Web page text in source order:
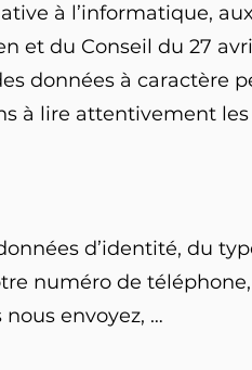
à l’informatique,
et du Conseil du 27
données à caractère
à lire attentivement
d’identité, du
numéro de
envoyez, …